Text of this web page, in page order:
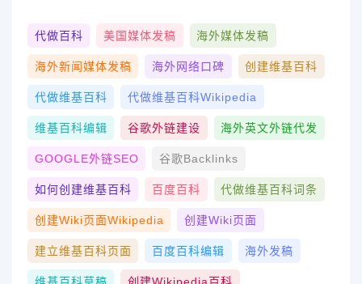
代做百科 美国媒体发稿 海外媒体发稿
海外新闻媒体发稿 海外网络口碑 创建维基百科
代做维基百科 代做维基百科wikipedia
维基百科编辑 谷歌外链建设 海外英文外链代发
GOOGLE外链SEO 谷歌Backlinks
如何创建维基百科 百度百科 代做维基百科词条
创建wiki页面Wikipedia 创建wiki页面
建立维基百科页面 百度百科编辑 海外发稿